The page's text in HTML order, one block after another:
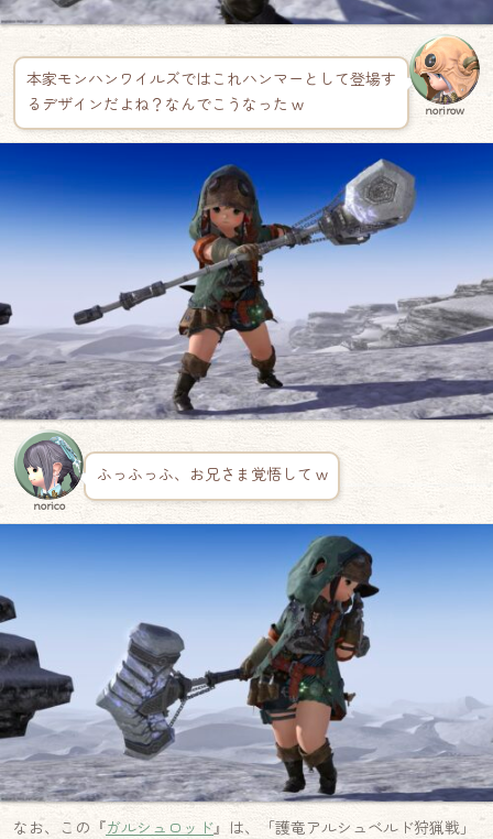
本家モンハンワイルズではこれハンマーとして登場す
るデザインだよね？なんでこうなった w
norirow
norico
ふっふっふ、お兄さま覚悟して w
なお、この『ガルシュロッド』は、「護竜アルシュベルド狩猟戦」